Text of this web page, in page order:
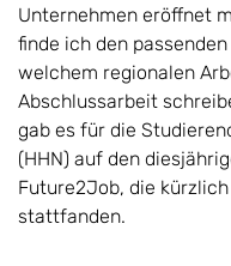
Unternehmen eröffnet
finde ich den
welchem regionalen
Abschlussarbeit
gab es für die
(HHN) auf den
Future2Job, die
stattfanden.